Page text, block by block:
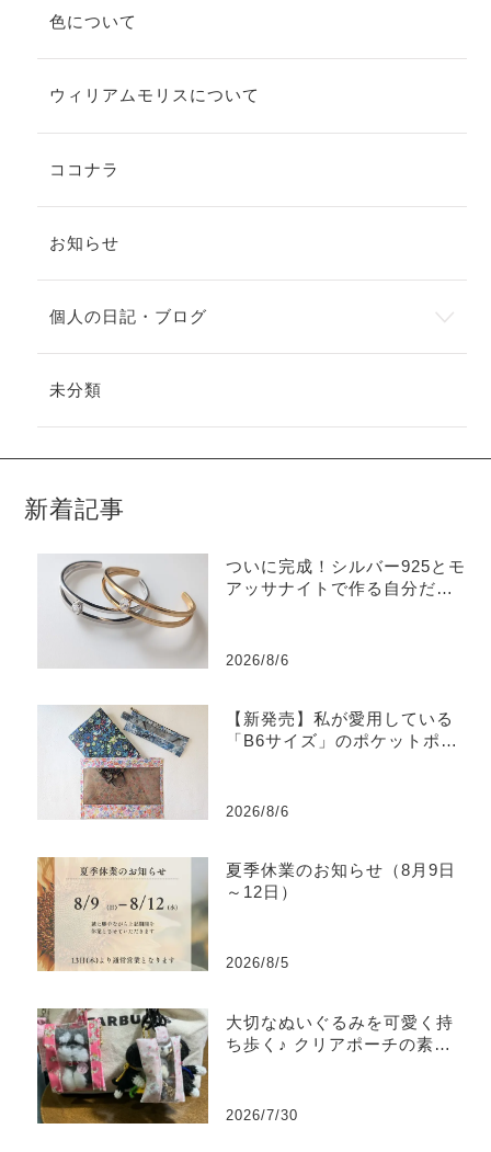
色について
ウィリアムモリスについて
ココナラ
お知らせ
個人の日記・ブログ
未分類
新着記事
ついに完成！シルバー925とモ
アッサナイトで作る自分だけ
2026/8/6
【新発売】私が愛用している
「B6サイズ」のポケットポー
2026/8/6
夏季休業のお知らせ（8月9日
～12日）
2026/8/5
大切なぬいぐるみを可愛く持
ち歩く♪ クリアポーチの素敵
2026/7/30